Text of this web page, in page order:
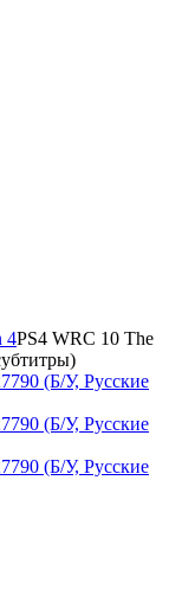
4PS4 WRC 10 The